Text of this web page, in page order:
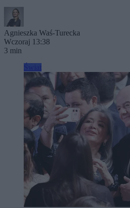
Agnieszka Waś-Turecka
Wczoraj 13:38
3 min